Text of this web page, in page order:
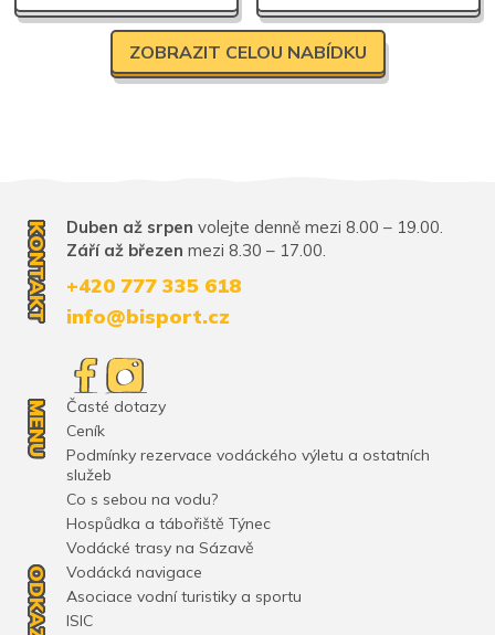
ZOBRAZIT CELOU NABÍDKU
MENU
Časté dotazy
Ceník
Podmínky rezervace vodáckého výletu a ostatních
služeb
Co s sebou na vodu?
Hospůdka a tábořiště Týnec
Vodácké trasy na Sázavě
ODKAZY
Vodácká navigace
Asociace vodní turistiky a sportu
ISIC
KONTAKT Duben až srpen volejte denně mezi 8.00 – 19.00.
Září až březen mezi 8.30 – 17.00.
+420 777 335 618
info@bisport.cz